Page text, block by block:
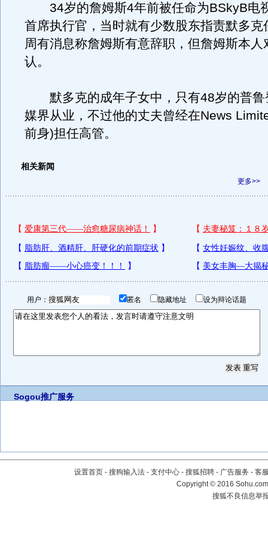
34岁的詹姆斯4年前被任命为BSkyB电
首席执行官，当时就有少数股东指责默多克
周有消息称詹姆斯有意辞职，但詹姆斯本人
认。
默多克的成年子女中，只有48岁的普鲁
媒界从业，不过他的丈夫曾经在News
前身)担任高管。
相关新闻
更多>>
用户： 匿名 隐藏地址 设为辩论话题
Sogou推广服务
设置首页 - 搜狗输入法 - 支付中心 - 搜狐招聘 - 广告服务 - 客
Copyright©2016
搜狐不良信息举